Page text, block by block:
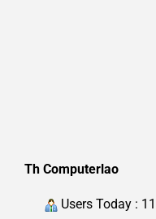
Th Computerlao
Users Today :